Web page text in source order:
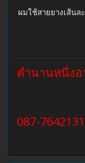
ผมใช้สายยางเส้นล
ตำนานหนึ่งอ
087-